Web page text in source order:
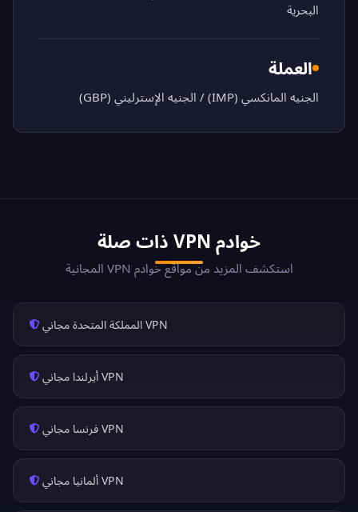
البحرية
العملة
الجنيه المانكسي (IMP) / الجنيه الإسترليني (GBP)
خوادم VPN ذات صلة
استكشف المزيد من مواقع خوادم VPN المجانية
VPN المملكة المتحدة مجاني
VPN أيرلندا مجاني
VPN فرنسا مجاني
VPN ألمانيا مجاني